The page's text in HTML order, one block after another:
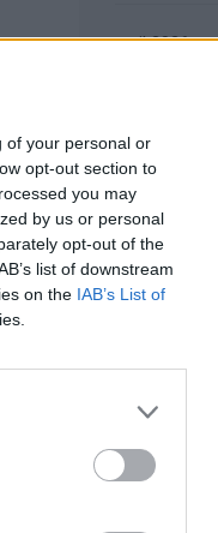
of your personal or
opt-out section to
you may
by us or personal
opt-out of the
list of downstream
on the IAB’s List of
avril 2026
février 2026
janvier 2026
novembre
octobre 2025